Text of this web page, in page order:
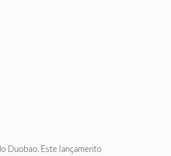
Duobao. Este lançamento